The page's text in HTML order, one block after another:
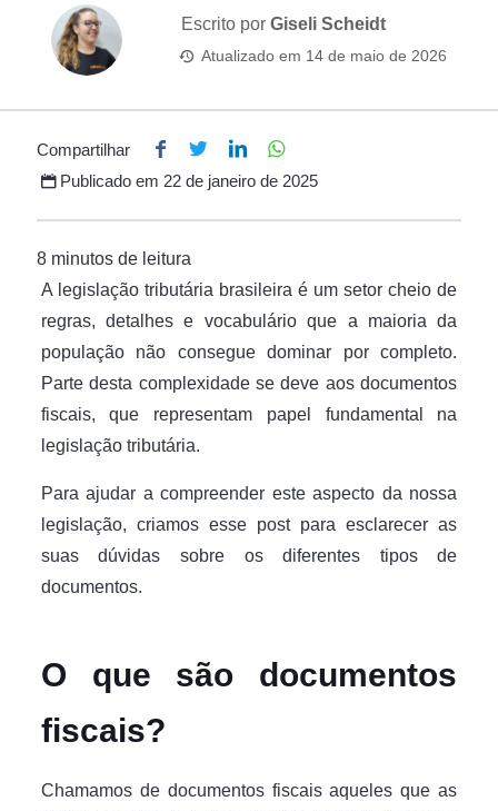
Escrito por Giseli Scheidt
Atualizado em 14 de maio de 2026
Compartilhar
Publicado em 22 de janeiro de 2025
A legislação tributária brasileira é um setor cheio de
regras, detalhes e vocabulário que a maioria da
população não consegue dominar por completo.
Parte desta complexidade se deve aos documentos
fiscais, que representam papel fundamental na
legislação tributária.
Para ajudar a compreender este aspecto da nossa
legislação, criamos esse post para esclarecer as
suas dúvidas sobre os diferentes tipos de
documentos.
O que são documentos
fiscais?
Chamamos de documentos fiscais aqueles que as